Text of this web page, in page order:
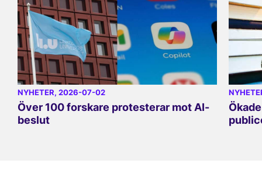
NYHETER, 2026-07-02
Över 100 forskare protesterar mot AI-
beslut